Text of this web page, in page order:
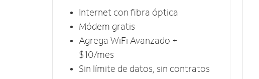
Internet con fibra óptica
Módem gratis
Agrega WiFi Avanzado +
$10/mes
Sin límite de datos, sin contratos